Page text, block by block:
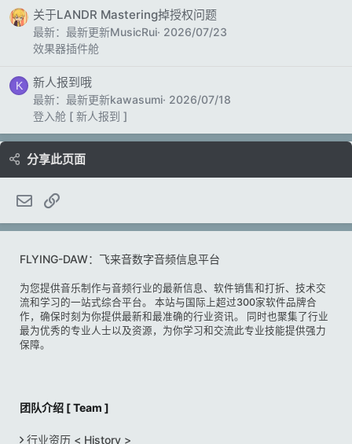
关于LANDR Mastering掉授权问题
最新：最新更新MusicRui 2026/07/23
效果器插件舱
K 新人报到哦
最新：最新更新kawasumi 2026/07/18
登入舱 [ 新人报到 ]
分享此页面
邮件
FLYING-DAW：飞来音数字音频信息平台
为您提供音乐制作与音频行业的最新信息、软件销售和打折、技术交
流和学习的一站式综合平台。 本站与国际上超过300家软件品牌合
作，确保时刻为你提供最新和最准确的行业资讯。 同时也聚集了行业
最为优秀的专业人士以及资源，为你学习和交流此专业技能提供强力
保障。
团队介绍 [ Team ]
行业资历 < History >